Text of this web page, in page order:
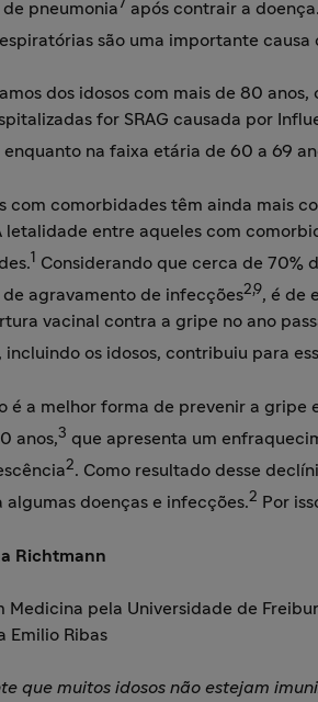
pneumonia
após contrair a
são uma importante causa
dos idosos com mais de 80
for SRAG causada por
enquanto na faixa etária de 60 a 69
com comorbidades têm ainda mais
letalidade entre aqueles com
1 Considerando que cerca de 70%
de agravamento de infecções2,9, é de
vacinal contra a gripe no ano
incluindo os idosos, contribuiu para
é a melhor forma de prevenir a
anos,3 que apresenta um
2. Como resultado desse
algumas doenças e infecções.2 Por
Richtmann
Medicina pela Universidade de
Emilio Ribas
que muitos idosos não estejam